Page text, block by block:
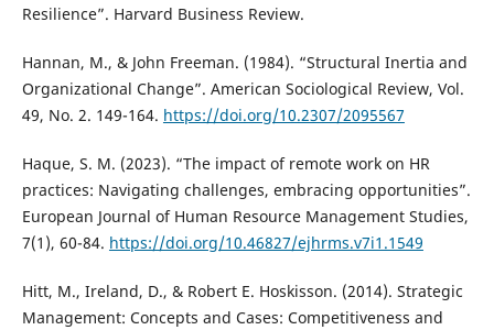
Resilience”. Harvard Business Review.
Hannan, M., & John Freeman. (1984). “Structural Inertia and
Organizational Change”. American Sociological Review, Vol.
49, No. 2. 149-164. https://doi.org/10.2307/2095567
Haque, S. M. (2023). “The impact of remote work on HR
practices: Navigating challenges, embracing opportunities”.
European Journal of Human Resource Management Studies,
7(1), 60-84. https://doi.org/10.46827/ejhrms.v7i1.1549
Hitt, M., Ireland, D., & Robert E. Hoskisson. (2014). Strategic
Management: Concepts and Cases: Competitiveness and